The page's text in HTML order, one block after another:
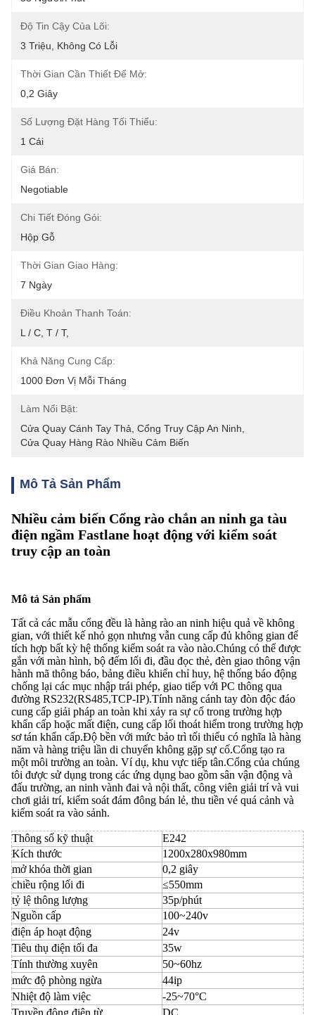
Độ Tin Cậy Của Lõi:
3 Triệu, Không Có Lỗi
Thời Gian Cần Thiết Để Mở:
0,2 Giây
Số Lượng Đặt Hàng Tối Thiểu:
1 Cái
Giá Bán:
Negotiable
Chi Tiết Đóng Gói:
Hộp Gỗ
Thời Gian Giao Hàng:
7 Ngày
Điều Khoản Thanh Toán:
L / C, T / T,
Khả Năng Cung Cấp:
1000 Đơn Vị Mỗi Tháng
Làm Nổi Bật:
Cửa Quay Cánh Tay Thả Cổng Truy Cập An Ninh
Cửa Quay Hàng Rào Nhiều Cảm Biến
Mô Tả Sản Phẩm
Nhiều cảm biến Cổng rào chắn an ninh ga tàu
điện ngầm Fastlane hoạt động với kiểm soát
truy cập an toàn
Mô tả Sản phẩm
Tất cả các mẫu cổng đều là hàng rào an ninh hiệu quả về không
gian, với thiết kế nhỏ gọn nhưng vẫn cung cấp đủ không gian để
tích hợp bất kỳ hệ thống kiểm soát ra vào nào.Chúng có thể được
gắn với màn hình, bộ đếm lối đi, đầu đọc thẻ, đèn giao thông vận
hành mã thông báo, bảng điều khiển chỉ huy, hệ thống báo động
chống lại các mục nhập trái phép, giao tiếp với PC thông qua
đường RS232(RS485,TCP-IP).Tính năng cánh tay đòn độc đáo
cung cấp giải pháp an toàn khi xảy ra sự cố trong trường hợp
khẩn cấp hoặc mất điện, cung cấp lối thoát hiểm trong trường hợp
sơ tán khẩn cấp.Độ bền với mức bảo trì tối thiểu có nghĩa là hàng
năm và hàng triệu lần di chuyển không gặp sự cố.Cổng tạo ra
một môi trường an toàn. Ví dụ, khu vực tiếp tân.Cổng của chúng
tôi được sử dụng trong các ứng dụng bao gồm sân vận động và
đấu trường, an ninh vành đai và nội thất, công viên giải trí và vui
chơi giải trí, kiểm soát đám đông bán lẻ, thu tiền vé quá cảnh và
kiểm soát ra vào sảnh.
Thông số kỹ thuật
E242
Kích thước
1200x280x980mm
mở khóa thời gian
0,2 giây
chiều rộng lối đi
≤550mm
tỷ lệ thông lượng
35p/phút
Nguồn cấp
100~240v
điện áp hoạt động
24v
Tiêu thụ điện tối đa
35w
Tính thường xuyên
50~60hz
mức độ phòng ngừa
44ip
Nhiệt độ làm việc
-25~70°C
Truyền động điện từ
DC